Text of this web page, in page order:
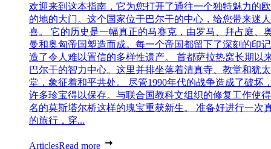
欢迎来到这本指南，它为您打开了通往一个独特魅力的
的地的大门。这个国家位于巴尔干的中心，给您带来迷
喜。 它的历史是一幅真正的马赛克，由罗马、拜占庭、
曼和奥匈帝国塑造而成。每一个帝国都留下了深刻的印
造了令人难以置信的多样性遗产。 首都萨拉热窝长期以
巴尔干的智力中心。这里并排坐落着清真寺、教堂和犹
堂，象征着和平共处。 尽管1990年代的战争造成了破坏
许多珍宝得以保存。与联合国教科文组织的修复工作使
名的莫斯塔尔桥这样的瑰宝重获新生。 准备好进行一次
的旅行，穿...
ArticlesRead more